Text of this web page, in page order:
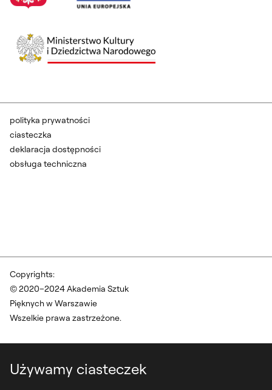
Używamy ciasteczek
Copyrights:
© 2020–2024 Akademia Sztuk
Pięknych w Warszawie
Wszelkie prawa zastrzeżone.
polityka prywatności
ciasteczka
deklaracja dostępności
obsługa techniczna